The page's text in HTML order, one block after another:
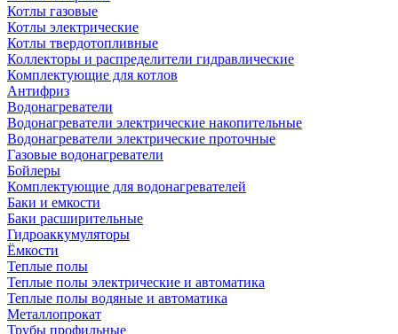
Котлы газовые
Котлы электрические
Котлы твердотопливные
Коллекторы и распределители гидравлические
Комплектующие для котлов
Антифриз
Водонагреватели
Водонагреватели электрические накопительные
Водонагреватели электрические проточные
Газовые водонагреватели
Бойлеры
Комплектующие для водонагревателей
Баки и емкости
Баки расширительные
Гидроаккумуляторы
Ёмкости
Теплые полы
Теплые полы электрические и автоматика
Теплые полы водяные и автоматика
Металлопрокат
Трубы профильные